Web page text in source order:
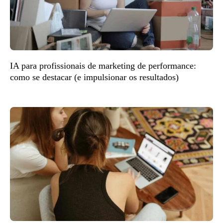
IA para profissionais de marketing de performance:
como se destacar (e impulsionar os resultados)